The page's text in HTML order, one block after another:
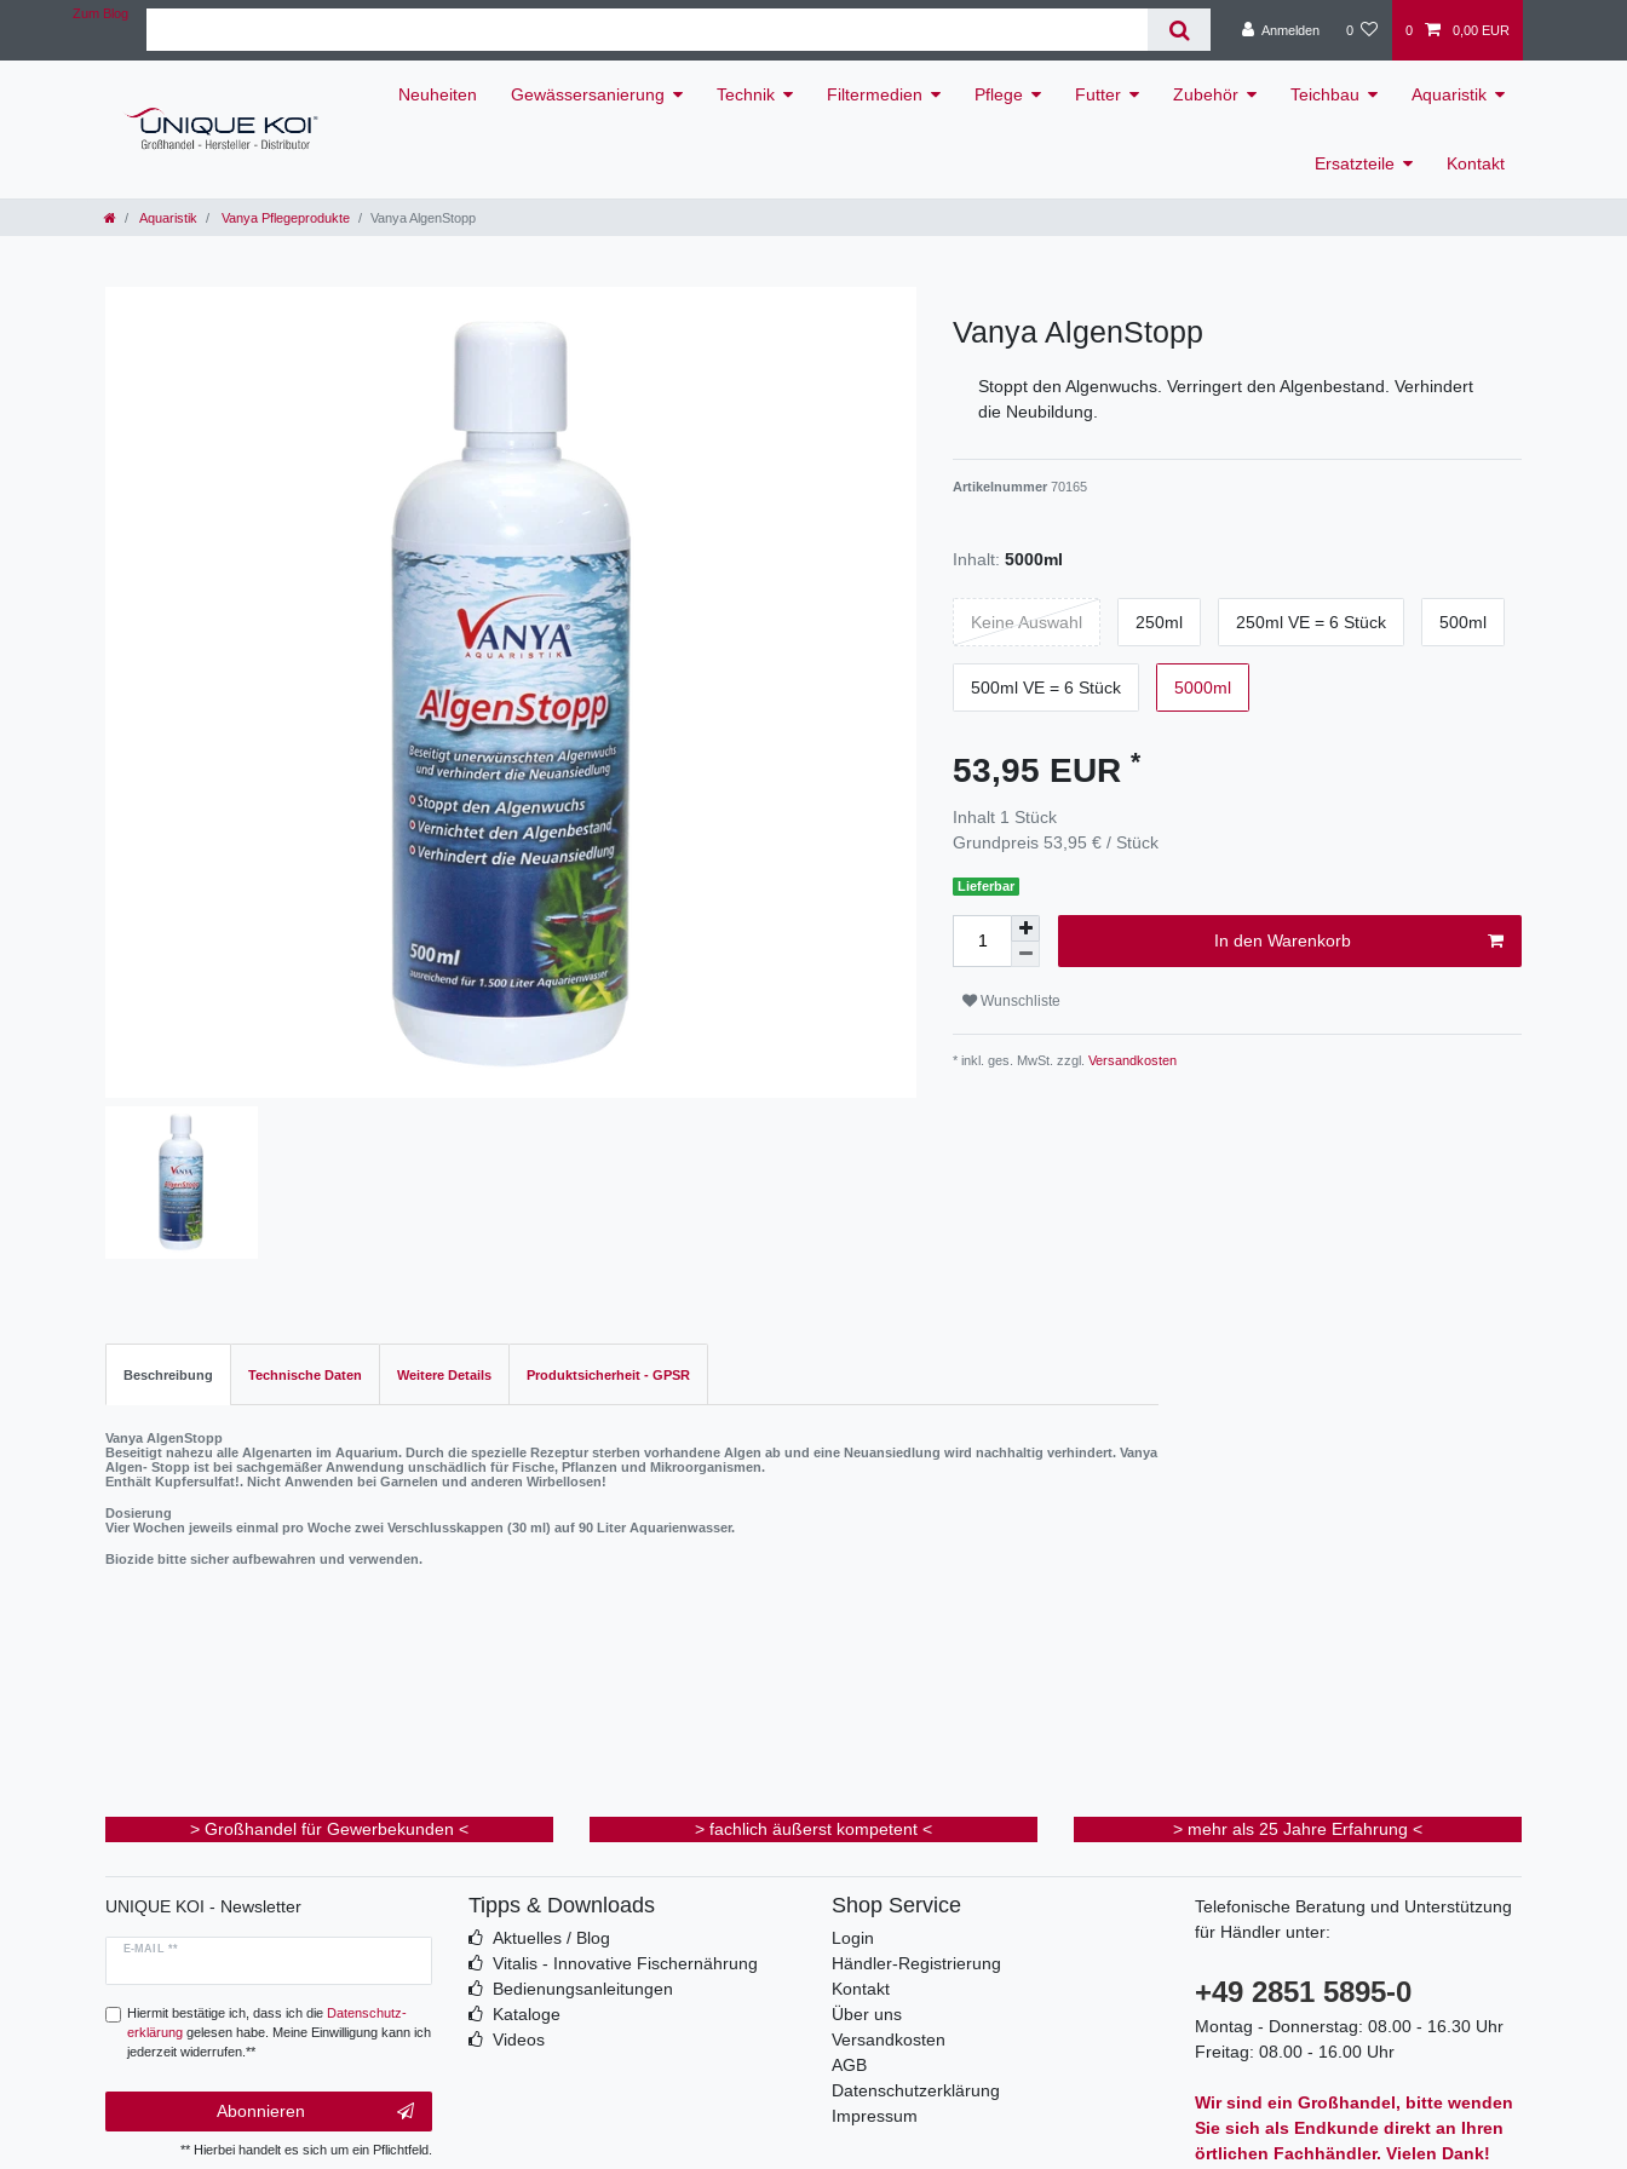
Zum Blog
Anmelden
0 0 0,00 EUR
Neuheiten Gewässersanierung Technik Filtermedien Pflege Futter Zubehör Teichbau Aquaristik
Ersatzteile Kontakt
Aquaristik Vanya Pflegeprodukte Vanya AlgenStopp
Vanya AlgenStopp
Stoppt den Algenwuchs. Verringert den Algenbestand. Verhindert
die Neubildung.
Artikelnummer 70165
Inhalt: 5000ml
Keine Auswahl 250ml 250ml VE = 6 Stück 500ml
500ml VE = 6 Stück 5000ml
53,95 EUR *
Inhalt 1 Stück
Grundpreis 53,95 € / Stück
Lieferbar
In den Warenkorb
Wunschliste
* inkl. ges. MwSt. zzgl. Versandkosten
Beschreibung Technische Daten Weitere Details Produktsicherheit - GPSR
Vanya AlgenStopp
Beseitigt nahezu alle Algenarten im Aquarium. Durch die spezielle Rezeptur sterben vorhandene Algen ab und eine Neuansiedlung wird nachhaltig verhindert. Vanya
Algen- Stopp ist bei sachgemäßer Anwendung unschädlich für Fische, Pflanzen und Mikroorganismen.
Enthält Kupfersulfat!. Nicht Anwenden bei Garnelen und anderen Wirbellosen!
Dosierung
Vier Wochen jeweils einmal pro Woche zwei Verschlusskappen (30 ml) auf 90 Liter Aquarienwasser.
Biozide bitte sicher aufbewahren und verwenden.
> Großhandel für Gewerbekunden < > fachlich äußerst kompetent < > mehr als 25 Jahre Erfahrung <
UNIQUE KOI - Newsletter
E-MAIL **
Hiermit bestätige ich, dass ich die Daten­schutz­
erklärunggelesen habe. Meine Einwilligung kann ich
jederzeit widerrufen.**
Abonnieren
** Hierbei handelt es sich um ein Pflichtfeld.
Tipps & Downloads
Aktuelles / Blog
Vitalis - Innovative Fischernährung
Bedienungsanleitungen
Kataloge
Videos
Shop Service
Login
Händler-Registrierung
Kontakt
Über uns
Versandkosten
AGB
Datenschutzerklärung
Impressum
Telefonische Beratung und Unterstützung
für Händler unter:
+49 2851 5895-0
Montag - Donnerstag: 08.00 - 16.30 Uhr
Freitag: 08.00 - 16.00 Uhr
Wir sind ein Großhandel, bitte wenden
Sie sich als Endkunde direkt an Ihren
örtlichen Fachhändler. Vielen Dank!